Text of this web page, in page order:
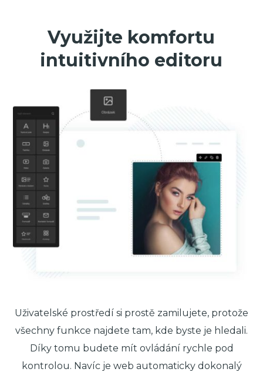
Využijte komfortu
intuitivního editoru
Uživatelské prostředí si prostě zamilujete, protože
všechny funkce najdete tam, kde byste je hledali.
Díky tomu budete mít ovládání rychle pod
kontrolou. Navíc je web automaticky dokonalý